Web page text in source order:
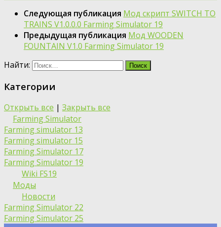
Следующая публикация Мод скрипт SWITCH TO
TRAINS V1.0.0.0 Farming Simulator 19
Предыдущая публикация Мод WOODEN
FOUNTAIN V1.0 Farming Simulator 19
Найти:
Категории
Открыть все | Закрыть все
Farming Simulator
Farming simulator 13
Farming simulator 15
Farming Simulator 17
Farming Simulator 19
Wiki FS19
Моды
Новости
Farming Simulator 22
Farming Simulator 25